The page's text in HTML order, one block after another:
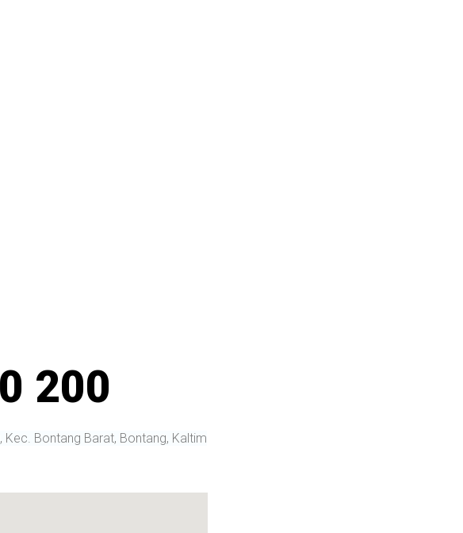
200
Kec. Bontang Barat, Bontang, Kaltim